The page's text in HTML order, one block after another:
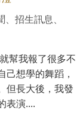
招生訊息、
幫我報了很多不
己想學的舞蹈，
但長大後，我發
表演....